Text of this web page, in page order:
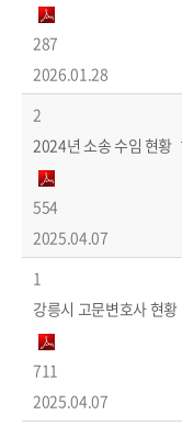
287
2026.01.28
2
2024년 소송 수임 현황
554
2025.04.07
1
강릉시 고문변호사 현황
711
2025.04.07